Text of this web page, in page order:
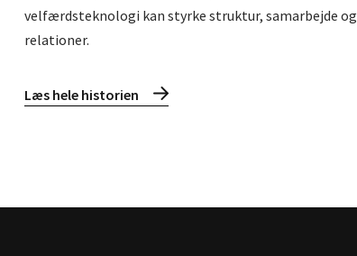
velfærdsteknologi kan styrke struktur, samarbejde og
relationer.
Læs hele historien